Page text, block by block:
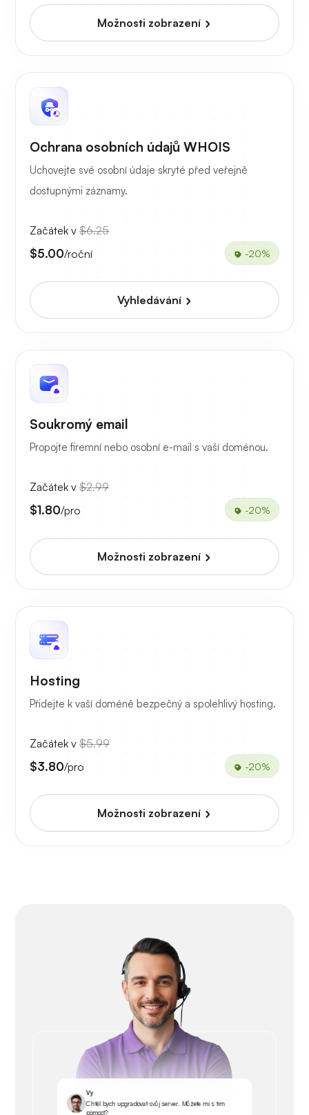
Možnosti zobrazení
Ochrana osobních údajů WHOIS
Uchovejte své osobní údaje skryté před veřejně
dostupnými záznamy.
Začátek v $6.25
$5.00/roční -20%
Vyhledávání
Soukromý email
Propojte firemní nebo osobní e-mail s vaší doménou.
Začátek v $2.99
$1.80/pro -20%
Možnosti zobrazení
Hosting
Přidejte k vaší doméně bezpečný a spolehlivý hosting.
Začátek v $5.99
$3.80/pro -20%
Možnosti zobrazení
Vy
Chtěl bych upgradovat svůj server. Můžete mi s tím
pomoct?